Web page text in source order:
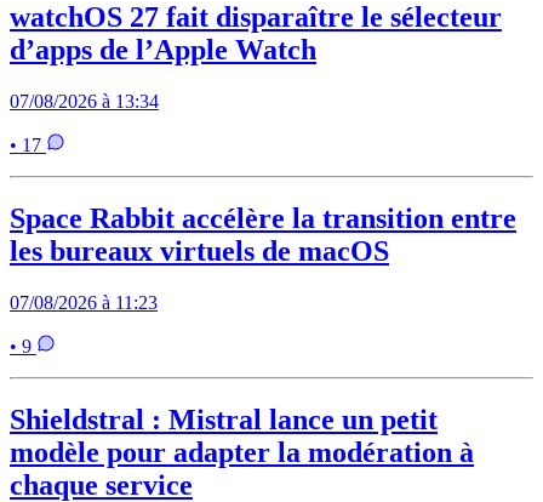
watchOS 27 fait disparaître le sélecteur
d’apps de l’Apple Watch
07/08/2026 à 13:34
• 17
Space Rabbit accélère la transition entre
les bureaux virtuels de macOS
07/08/2026 à 11:23
• 9
Shieldstral : Mistral lance un petit
modèle pour adapter la modération à
chaque service